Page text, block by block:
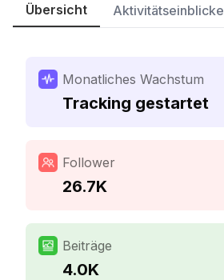
Übersicht Aktivitätseinblicke
Monatliches Wachstum
Tracking gestartet
Follower
26.7K
Beiträge
4.0K